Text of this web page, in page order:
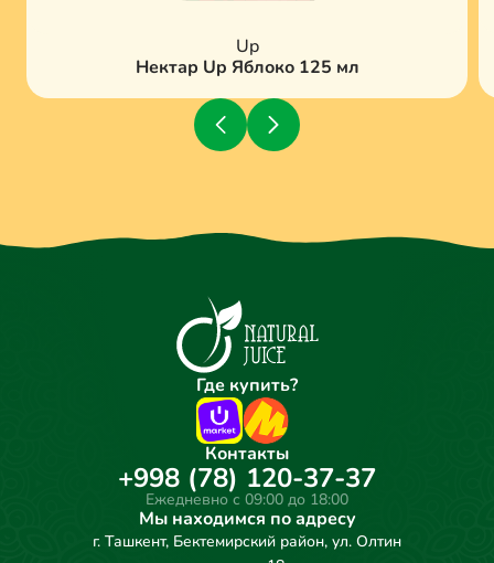
Up
Нектар Up Яблоко 125 мл
Где купить?
Контакты
+998 (78) 120-37-37
Ежедневно с 09:00 до 18:00
Мы находимся по адресу
г. Ташкент, Бектемирский район, ул. Олтин